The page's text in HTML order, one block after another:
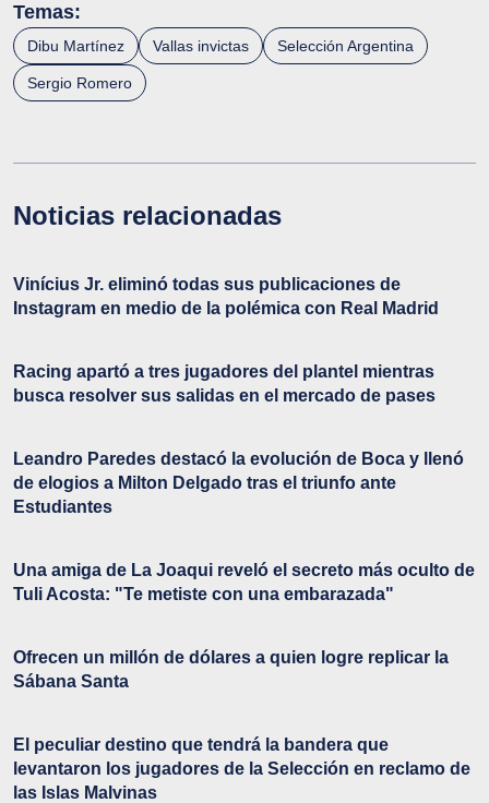
Temas:
Dibu Martínez Vallas invictas Selección Argentina
Sergio Romero
Noticias relacionadas
Vinícius Jr. eliminó todas sus publicaciones de
Instagram en medio de la polémica con Real Madrid
Racing apartó a tres jugadores del plantel mientras
busca resolver sus salidas en el mercado de pases
Leandro Paredes destacó la evolución de Boca y llenó
de elogios a Milton Delgado tras el triunfo ante
Estudiantes
Una amiga de La Joaqui reveló el secreto más oculto de
Tuli Acosta: "Te metiste con una embarazada"
Ofrecen un millón de dólares a quien logre replicar la
Sábana Santa
El peculiar destino que tendrá la bandera que
levantaron los jugadores de la Selección en reclamo de
las Islas Malvinas